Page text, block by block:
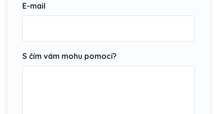
E-mail
S čím vám mohu pomoci?